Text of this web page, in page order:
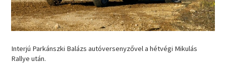
Interjú Parkánszki Balázs autóversenyzővel a hétvégi Mikulás
Rallye után.